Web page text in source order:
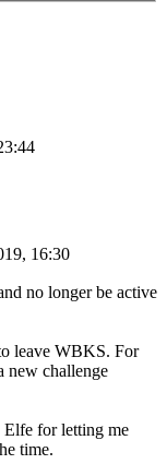
16:30
no longer be active
leave WBKS. For
new challenge
Elfe for letting me
time.